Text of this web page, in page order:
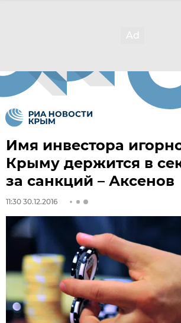
Имя инвестора
Крыму держится в
за санкций – Аксенов
11:30 30.12.2016